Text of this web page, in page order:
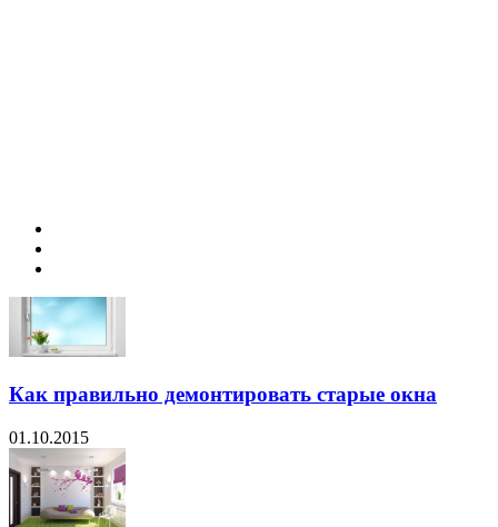
Как правильно демонтировать старые окна
01.10.2015